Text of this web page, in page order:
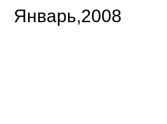
Январь,2008